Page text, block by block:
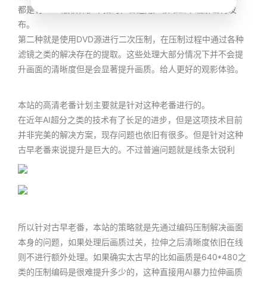
都是有DRM版权保护举措的，普通用户很难去下载解密再发
布。
第二种就是使用DVD源进行二次压制，在压制过程中通过各种
滤镜之类的解决存在的提取。这些处理大部分情况下并不会提
升画面的清晰度但是会显著提升画质。给人更好的观影体验。
本站的高清老番计划主要就是针对这种老番进行的。
在近年AI超分之类的技术有了长足的进步，但是这项技术目前
并非完美的解决方案，现存问题也依旧有很多。但是针对这种
古早老番来说提升是巨大的。不过普遍问题就是线条太锐利
所以针对古早老番，本站的策略就是先通过编码压制解决画面
本身的问题，如果处理后画质过关，拉伸之后清晰度依旧在线
则不进行额外处理。如果确实太古早的比如画质是640*480之
类的压制编码是很难提升多少的，这种直接用AI暴力拉伸画质